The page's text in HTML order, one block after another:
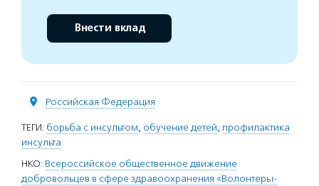
Внести вклад
Российская Федерация
ТЕГИ: борьба с инсультом, обучение детей, профилактика
инсульта
НКО: Всероссийское общественное движение
добровольцев в сфере здравоохранения «Волонтеры-